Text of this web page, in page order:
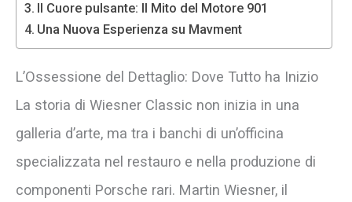
Il Cuore pulsante: Il Mito del Motore 901
Una Nuova Esperienza su Mavment
L’Ossessione del Dettaglio: Dove Tutto ha Inizio
La storia di Wiesner Classic non inizia in una
galleria d’arte, ma tra i banchi di un’officina
specializzata nel restauro e nella produzione di
componenti Porsche rari. Martin Wiesner, il